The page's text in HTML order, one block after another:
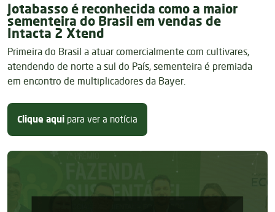
Jotabasso é reconhecida como a maior
sementeira do Brasil em vendas de
Intacta 2 Xtend
Primeira do Brasil a atuar comercialmente com cultivares,
atendendo de norte a sul do País, sementeira é premiada
em encontro de multiplicadores da Bayer.
Clique aqui para ver a notícia